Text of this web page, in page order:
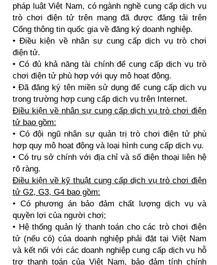
pháp luật Việt Nam, có ngành nghề cung cấp dịch vụ
trò chơi điện tử trên mạng đã được đăng tải trên
Cổng thông tin quốc gia về đăng ký doanh nghiệp.
• Điều kiện về nhân sự cung cấp dịch vụ trò chơi
điện tử.
• Có đủ khả năng tài chính để cung cấp dịch vụ trò
chơi điện tử phù hợp với quy mô hoạt động.
• Đã đăng ký tên miền sử dụng để cung cấp dịch vụ
trong trường hợp cung cấp dịch vụ trên Internet.
Điều kiện về nhân sự cung cấp dịch vụ trò chơi điện
tử bao gồm:
• Có đội ngũ nhân sự quản trị trò chơi điện tử phù
hợp quy mô hoạt động và loại hình cung cấp dịch vụ.
• Có trụ sở chính với địa chỉ và số điện thoại liên hệ
rõ ràng.
Điều kiện về kỹ thuật cung cấp dịch vụ trò chơi điện
tử G2, G3, G4 bao gồm:
• Có phương án bảo đảm chất lượng dịch vụ và
quyền lợi của người chơi;
• Hệ thống quản lý thanh toán cho các trò chơi điện
tử (nếu có) của doanh nghiệp phải đặt tại Việt Nam
và kết nối với các doanh nghiệp cung cấp dịch vụ hỗ
trợ thanh toán của Việt Nam, bảo đảm tính chính